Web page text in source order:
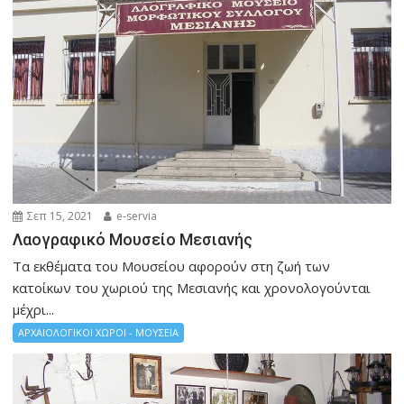
Σεπ 15, 2021 e-servia
Λαογραφικό Μουσείο Μεσιανής
Τα εκθέματα του Μουσείου αφορούν στη ζωή των
κατοίκων του χωριού της Μεσιανής και χρονολογούνται
μέχρι...
ΑΡΧΑΙΟΛΟΓΙΚΟΙ ΧΩΡΟΙ - ΜΟΥΣΕΙΑ